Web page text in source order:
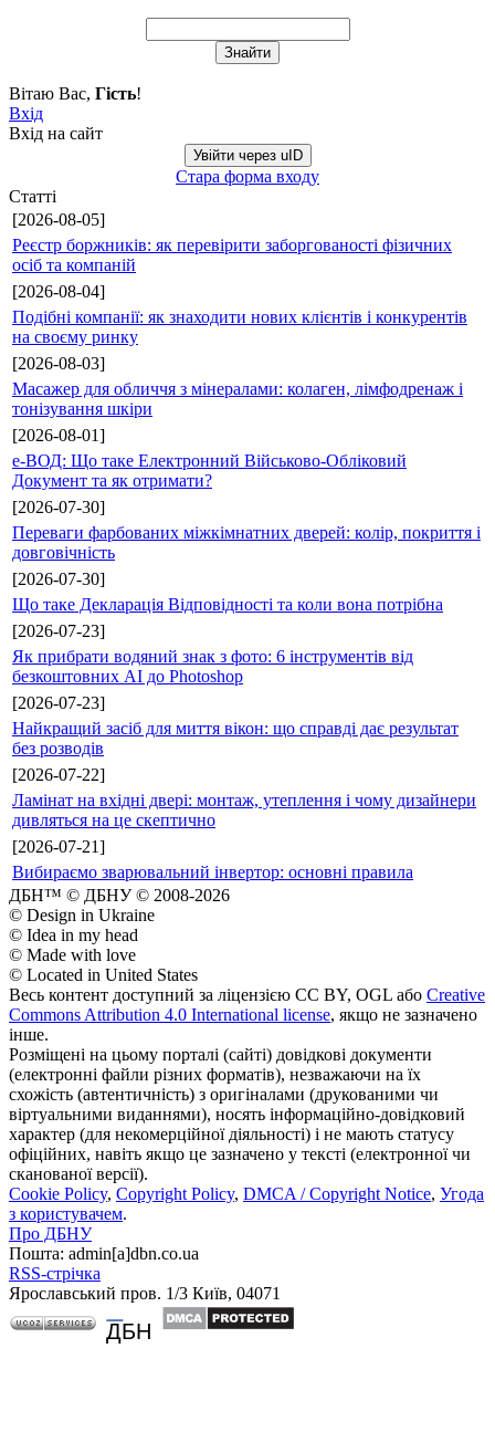
Вітаю Вас, Гість!
Вхід
Вхід на сайт
Увійти через uID
Стара форма входу
Статті
[2026-08-05]
Реєстр боржників: як перевірити заборгованості фізичних
осіб та компаній
[2026-08-04]
Подібні компанії: як знаходити нових клієнтів і конкурентів
на своєму ринку
[2026-08-03]
Масажер для обличчя з мінералами: колаген, лімфодренаж і
тонізування шкіри
[2026-08-01]
е-ВОД: Що таке Електронний Військово-Обліковий
Документ та як отримати?
[2026-07-30]
Переваги фарбованих міжкімнатних дверей: колір, покриття і
довговічність
[2026-07-30]
Що таке Декларація Відповідності та коли вона потрібна
[2026-07-23]
Як прибрати водяний знак з фото: 6 інструментів від
безкоштовних AI до Photoshop
[2026-07-23]
Найкращий засіб для миття вікон: що справді дає результат
без розводів
[2026-07-22]
Ламінат на вхідні двері: монтаж, утеплення і чому дизайнери
дивляться на це скептично
[2026-07-21]
Вибираємо зварювальний інвертор: основні правила
ДБН™ © ДБНУ © 2008-2026
© Design in Ukraine
© Idea in my head
© Made with love
© Located in United States
Весь контент доступний за ліцензією CC BY, OGL або Creative
Commons Attribution 4.0 International license, якщо не зазначено
інше.
Розміщені на цьому порталі (сайті) довідкові документи
(електронні файли різних форматів), незважаючи на їх
схожість (автентичність) з оригіналами (друкованими чи
віртуальними виданнями), носять інформаційно-довідковий
характер (для некомерційної діяльності) і не мають статусу
офіційних, навіть якщо це зазначено у тексті (електронної чи
сканованої версії).
Cookie Policy, Copyright Policy, DMCA / Copyright Notice, Угода
з користувачем.
Про ДБНУ
Пошта: admin[а]dbn.co.ua
RSS-стрічка
Ярославський пров. 1/3 Київ, 04071